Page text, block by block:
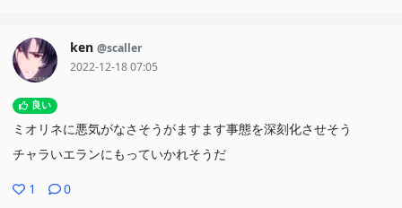
ken @scaller
2022-12-18 07:05
良い
ミオリネに悪気がなさそうがますます事態を深刻化させそう
チャラいエランにもっていかれそうだ
1 0